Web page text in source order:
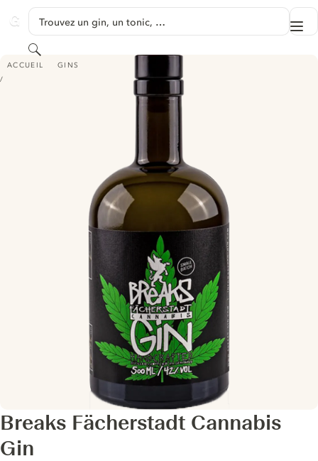
GINVENTORY
Trouvez un gin, un tonic, …
Rechercher
ACCUEIL GINS
BREAKS FÄCHERSTADT CANNABIS GIN
Breaks Fächerstadt Cannabis
Gin